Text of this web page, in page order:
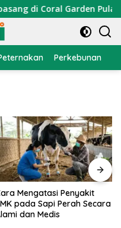
Coral Garden Pulau
Perkebunan
Mengatasi Penyakit
pada Sapi Perah Secara
dan Medis